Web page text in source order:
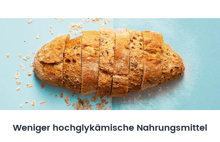
Weniger hochglykämische Nahrungsmittel